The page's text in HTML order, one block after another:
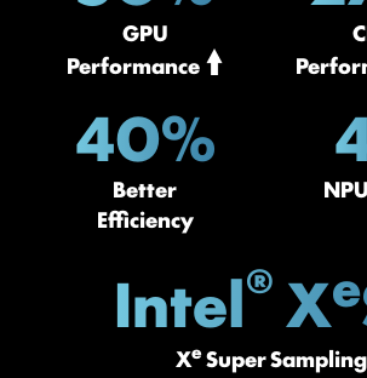
GPU
Performance
40%
Better
Efficiency
Intel®Xe
XeSuper Sampling